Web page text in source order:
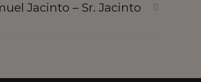
Jacinto – Sr. Jacinto